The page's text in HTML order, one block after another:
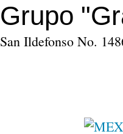
Grupo
San Ildefonso No.